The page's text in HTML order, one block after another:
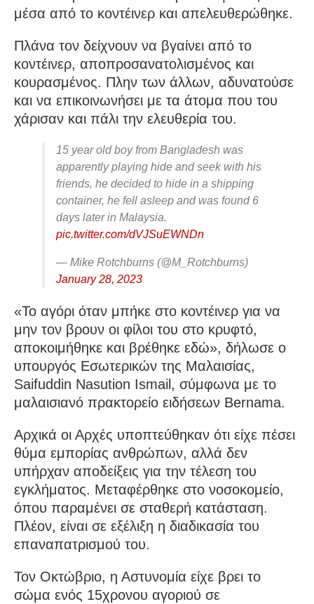
μέσα από το κοντέινερ και απελευθερώθηκε.
Πλάνα τον δείχνουν να βγαίνει από το
κοντέινερ, αποπροσανατολισμένος και
κουρασμένος. Πλην των άλλων, αδυνατούσε
και να επικοινωνήσει με τα άτομα που του
χάρισαν και πάλι την ελευθερία του.
15 year old boy from Bangladesh was
apparently playing hide and seek with his
friends, he decided to hide in a shipping
container, he fell asleep and was found 6
days later in Malaysia.
pic.twitter.com/dVJSuEWNDn
— Mike Rotchburns (@M_Rotchburns)
January 28, 2023
«Το αγόρι όταν μπήκε στο κοντέινερ για να
μην τον βρουν οι φίλοι του στο κρυφτό,
αποκοιμήθηκε και βρέθηκε εδώ», δήλωσε ο
υπουργός Εσωτερικών της Μαλαισίας,
Saifuddin Nasution Ismail, σύμφωνα με το
μαλαισιανό πρακτορείο ειδήσεων Bernama.
Αρχικά οι Αρχές υποπτεύθηκαν ότι είχε πέσει
θύμα εμπορίας ανθρώπων, αλλά δεν
υπήρχαν αποδείξεις για την τέλεση του
εγκλήματος. Μεταφέρθηκε στο νοσοκομείο,
όπου παραμένει σε σταθερή κατάσταση.
Πλέον, είναι σε εξέλιξη η διαδικασία του
επαναπατρισμού του.
Τον Οκτώβριο, η Αστυνομία είχε βρει το
σώμα ενός 15χρονου αγοριού σε